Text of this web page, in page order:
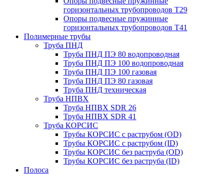
горизонтальных трубопроводов Т29
Опоры подвесные пружинные
горизонтальных трубопроводов Т41
Полимерные трубы
Труба ПНД
Труба ПНД ПЭ 80 водопроводная
Труба ПНД ПЭ 100 водопроводная
Труба ПНД ПЭ 100 газовая
Труба ПНД ПЭ 80 газовая
Труба ПНД техническая
Труба НПВХ
Труба НПВХ SDR 26
Труба НПВХ SDR 41
Труба КОРСИС
Трубы КОРСИС с раструбом (OD)
Трубы КОРСИС с раструбом (ID)
Трубы КОРСИС без раструба (OD)
Трубы КОРСИС без раструба (ID)
Полоса